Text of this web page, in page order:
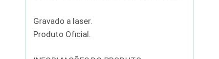
Gravado a laser.
Produto Oficial.